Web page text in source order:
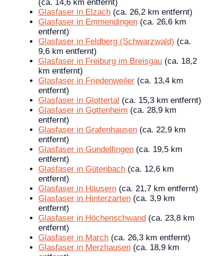
(ca. 14,6 km entfernt)
Glasfaser in Elzach (ca. 26,2 km entfernt)
Glasfaser in Emmendingen (ca. 26,6 km
entfernt)
Glasfaser in Feldberg (Schwarzwald) (ca.
9,6 km entfernt)
Glasfaser in Freiburg im Breisgau (ca. 18,2
km entfernt)
Glasfaser in Friedenweiler (ca. 13,4 km
entfernt)
Glasfaser in Glottertal (ca. 15,3 km entfernt)
Glasfaser in Gottenheim (ca. 28,9 km
entfernt)
Glasfaser in Grafenhausen (ca. 22,9 km
entfernt)
Glasfaser in Gundelfingen (ca. 19,5 km
entfernt)
Glasfaser in Gütenbach (ca. 12,6 km
entfernt)
Glasfaser in Häusern (ca. 21,7 km entfernt)
Glasfaser in Hinterzarten (ca. 3,9 km
entfernt)
Glasfaser in Höchenschwand (ca. 23,8 km
entfernt)
Glasfaser in March (ca. 26,3 km entfernt)
Glasfaser in Merzhausen (ca. 18,9 km